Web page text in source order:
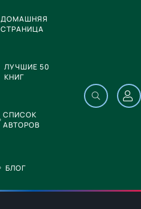
ДОМАШНЯЯ
СТРАНИЦА
ЛУЧШИЕ 50
КНИГ
СПИСОК
АВТОРОВ
БЛОГ